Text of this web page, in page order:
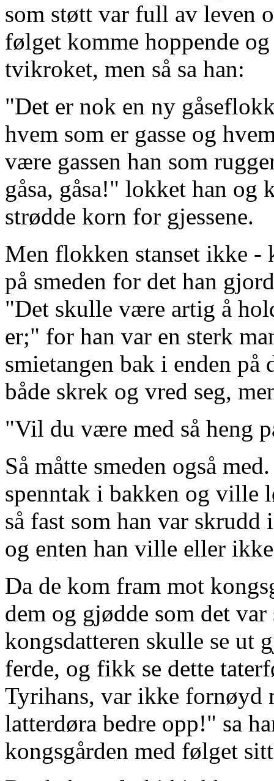
som støtt var full av leven
følget komme hoppende
tvikroket, men så sa han:
"Det er nok en ny
hvem som er gasse og
være gassen han som
gåsa, gåsa!" lokket han og
strødde korn for gjessene.
Men flokken stanset ikke -
på smeden for det han
"Det skulle være artig å
er;" for han var en sterk
smietangen bak i enden på
både skrek og vred seg,
"Vil du være med så heng
Så måtte smeden også
spenntak i bakken og ville
så fast som han var skrudd
og enten han ville eller
Da de kom fram mot
dem og gjødde som det
kongsdatteren skulle se ut
ferde, og fikk se dette
Tyrihans, var ikke fornøyd
latterdøra bedre opp!" sa
kongsgården med følget